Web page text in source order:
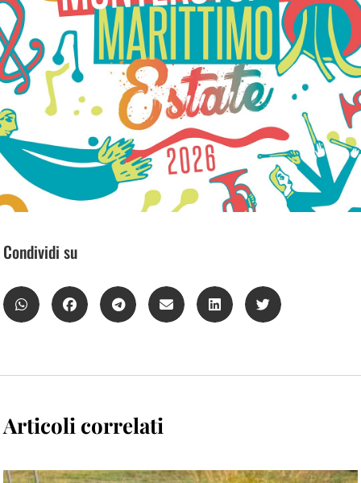
Condividi su
Articoli correlati